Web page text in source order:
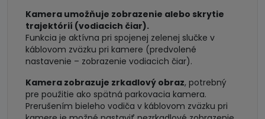
Kamera umožňuje zobrazenie alebo skrytie
trajektórií (vodiacich čiar).
Funkcia je aktívna pri spojenej zelenej slučke v
káblovom zväzku pri kamere (predvolené
nastavenie – zobrazenie vodiacich čiar).
Kamera zobrazuje zrkadlový obraz, potrebný
pre použitie ako spätná parkovacia kamera.
Prerušením bieleho vodiča v káblovom zväzku pri